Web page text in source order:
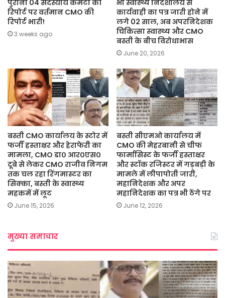
पुरानी 04 सदस्यीय कमेटी की
रिपोर्ट पर वर्तमान CMO की
रिपोर्ट भारी!
3 weeks ago
भी स्वास्थ्य निदेशालय से
कार्यवाही का पत्र जारी होने में
लगे 02 साल, अब अपरनिदेशक
चिकित्सा स्वास्थ्य और CMO
बस्ती के बीच विरोधाभास
June 20, 2026
बस्ती CMO कार्यालय के स्टोर में
फर्जी हस्ताक्षर और हेराफेरी का
मामला, CMO डा० आर०एस०
दूबे से लेकर CMO राजीव निगम
तक चल रहा रिंगमास्टर का
सिक्का, बस्ती के स्वास्थ्य
महकमें में लूट
June 15, 2026
बस्ती सीएमओ कार्यालय में
CMO की मेहरबानी से चीफ
फार्मासिस्ट के फर्जी हस्ताक्षर
और स्टॉक रजिस्टर में गड़बड़ी के
मामले में लीपापोती जारी,
महानिदेशक और अपर
महानिदेशक का पत्र भी ठेंगे पर
June 12, 2026
मुख्या समाचार